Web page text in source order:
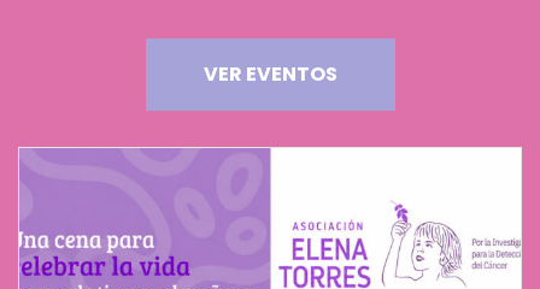
VER EVENTOS